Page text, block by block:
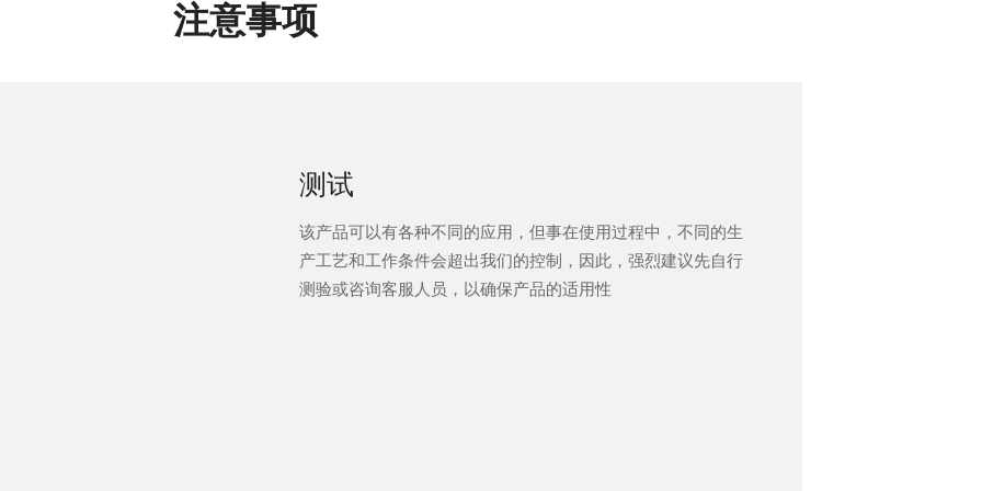
注意事项
测试
该产品可以有各种不同的应用，但事在使用过程中，不同的生
产工艺和工作条件会超出我们的控制，因此，强烈建议先自行
测验或咨询客服人员，以确保产品的适用性